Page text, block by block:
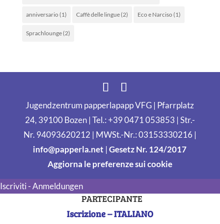
anniversario (1) Caffè delle lingue(2) Eco e Narciso (1)
Sprachlounge(2)
Jugendzentrum papperlapapp VFG | Pfarrplatz
24, 39100 Bozen | Tel.: +39 0471 053853 | Str.-
Nr. 94093620212 | MWSt.-Nr.: 03153330216 |
info@papperla.net |Gesetz Nr. 124/2017
Aggiorna le preferenze sui cookie
Iscriviti - Anmeldungen
PARTECIPANTE
Iscrizione – ITALIANO